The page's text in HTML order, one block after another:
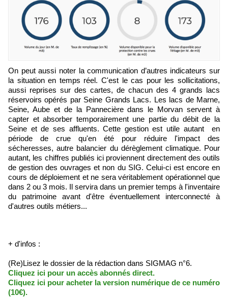
On peut aussi noter la communication d’autres indicateurs sur
la situation en temps réel. C'est le cas pour les sollicitations,
aussi reprises sur des cartes, de chacun des 4 grands lacs
réservoirs opérés par Seine Grands Lacs. Les lacs de Marne,
Seine, Aube et de la Pannecière dans le Morvan servent à
capter et absorber temporairement une partie du débit de la
Seine et de ses affluents. Cette gestion est utile autant en
période de crue qu'en été pour réduire l'impact des
sécheresses, autre balancier du dérèglement climatique. Pour
autant, les chiffres publiés ici proviennent directement des outils
de gestion des ouvrages et non du SIG. Celui-ci est encore en
cours de déploiement et ne sera véritablement opérationnel que
dans 2 ou 3 mois. Il servira dans un premier temps à l'inventaire
du patrimoine avant d'être éventuellement interconnecté à
d'autres outils métiers...
+ d'infos :
(Re)Lisez le dossier de la rédaction dans SIGMAG n°6.
Cliquez ici pour un accès abonnés direct.
Cliquez ici pour acheter la version numérique de ce numéro
(10€).